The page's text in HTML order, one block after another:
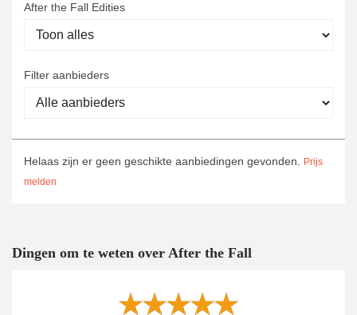
After the Fall Edities
Filter aanbieders
Helaas zijn er geen geschikte aanbiedingen gevonden.
Prijs
melden
Dingen om te weten over After the Fall